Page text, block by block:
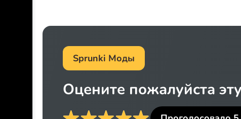
Sprunki Моды
Оцените пожалуйста